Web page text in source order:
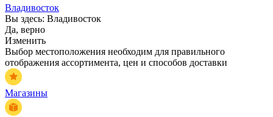
Владивосток
Вы здесь: Владивосток
Да, верно
Изменить
Выбор местоположения необходим для правильного
отображения ассортимента, цен и способов доставки
Магазины